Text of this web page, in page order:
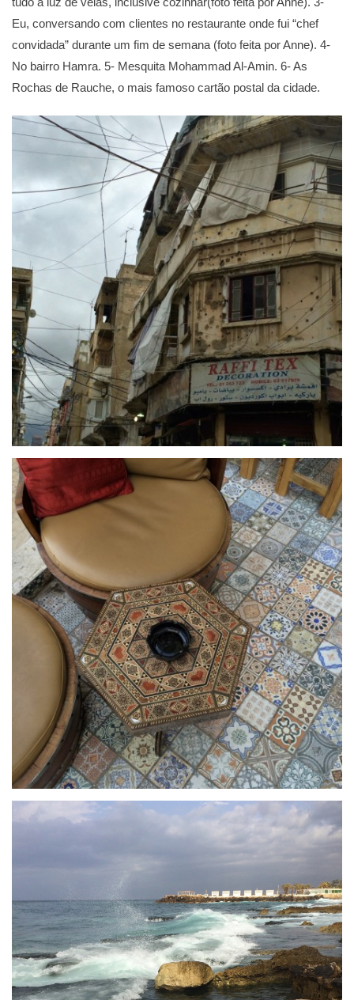
Eu, conversando com clientes no restaurante onde fui “chef
convidada” durante um fim de semana (foto feita por Anne). 4-
No bairro Hamra. 5- Mesquita Mohammad Al-Amin. 6- As
Rochas de Rauche, o mais famoso cartão postal da cidade.